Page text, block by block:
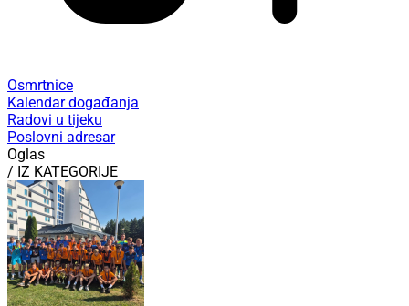
Osmrtnice
Kalendar događanja
Radovi u tijeku
Poslovni adresar
Oglas
/ IZ KATEGORIJE